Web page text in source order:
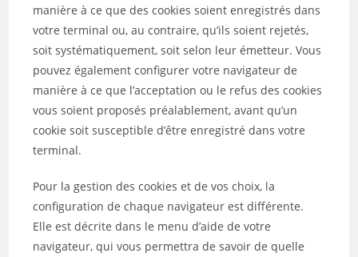
manière à ce que des cookies soient enregistrés dans
votre terminal ou, au contraire, qu’ils soient rejetés,
soit systématiquement, soit selon leur émetteur. Vous
pouvez également configurer votre navigateur de
manière à ce que l’acceptation ou le refus des cookies
vous soient proposés préalablement, avant qu’un
cookie soit susceptible d’être enregistré dans votre
terminal.
Pour la gestion des cookies et de vos choix, la
configuration de chaque navigateur est différente.
Elle est décrite dans le menu d’aide de votre
navigateur, qui vous permettra de savoir de quelle